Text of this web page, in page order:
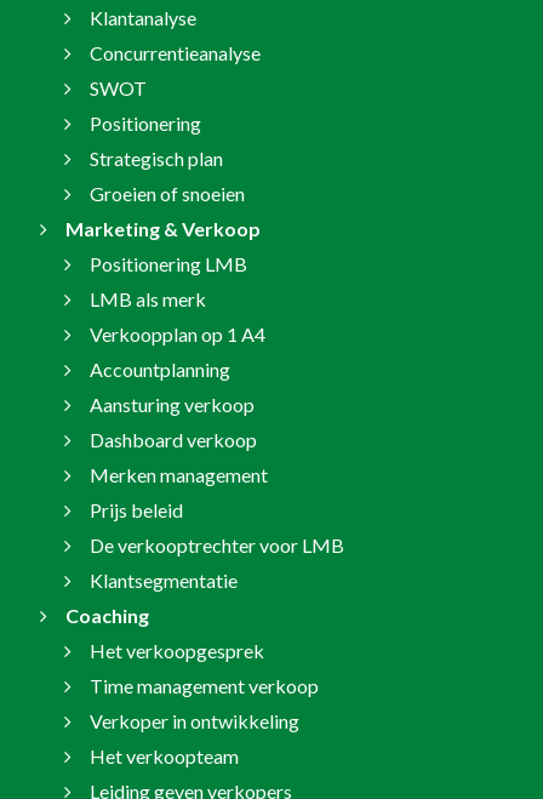
Klantanalyse
Concurrentieanalyse
SWOT
Positionering
Strategisch plan
Groeien of snoeien
Marketing & Verkoop
Positionering LMB
LMB als merk
Verkoopplan op 1 A4
Accountplanning
Aansturing verkoop
Dashboard verkoop
Merken management
Prijs beleid
De verkooptrechter voor LMB
Klantsegmentatie
Coaching
Het verkoopgesprek
Time management verkoop
Verkoper in ontwikkeling
Het verkoopteam
Leiding geven verkopers